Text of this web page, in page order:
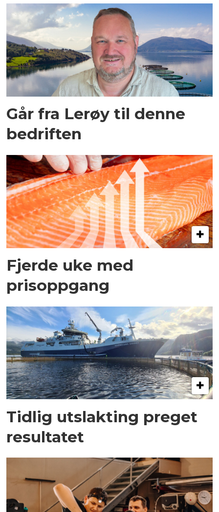
Går fra Lerøy til denne
bedriften
Fjerde uke med
prisoppgang
Tidlig utslakting preget
resultatet